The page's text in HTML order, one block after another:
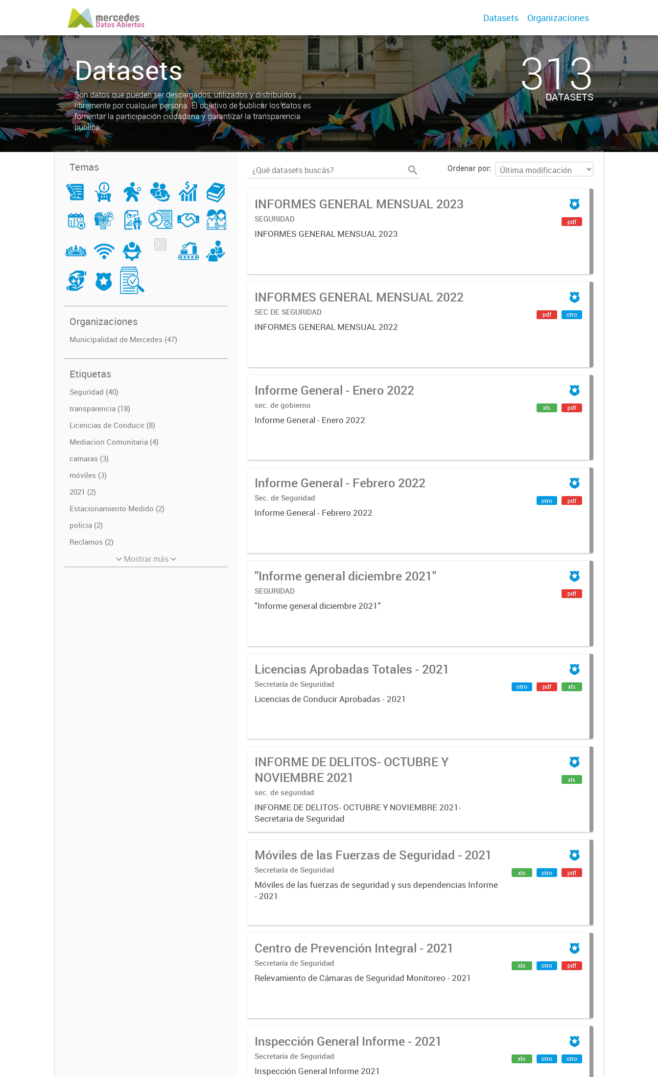
Datasets Organizaciones
Datasets
Son datos que pueden ser descargados, utilizados y distribuidos
libremente por cualquier persona. El objetivo de publicar los datos es
fomentar la participación ciudadana y garantizar la transparencia
pública.
313
DATASETS
Temas
Organizaciones
Municipalidad de Mercedes (47)
Etiquetas
Seguridad (40)
transparencia (18)
Licencias de Conducir (8)
Mediacion Comunitaria (4)
camaras (3)
móviles (3)
2021 (2)
Estacionamiento Medido (2)
policia (2)
Reclamos (2)
Mostrar más
Ordenar por
INFORMES GENERAL MENSUAL 2023
SEGURIDAD
INFORMES GENERAL MENSUAL 2023
pdf
INFORMES GENERAL MENSUAL 2022
SEC DE SEGURIDAD
INFORMES GENERAL MENSUAL 2022
pdf otro
Informe General - Enero 2022
sec. de gobierno
Informe General - Enero 2022
xls pdf
Informe General - Febrero 2022
Sec. de Seguridad
Informe General - Febrero 2022
otro pdf
"Informe general diciembre 2021"
SEGURIDAD
"Informe general diciembre 2021"
pdf
Licencias Aprobadas Totales - 2021
Secretaría de Seguridad
Licencias de Conducir Aprobadas - 2021
otro pdf xls
INFORME DE DELITOS- OCTUBRE Y
NOVIEMBRE 2021
sec. de seguridad
INFORME DE DELITOS- OCTUBRE Y NOVIEMBRE 2021-
Secretaria de Seguridad
xls
Móviles de las Fuerzas de Seguridad - 2021
Secretaría de Seguridad
Móviles de las fuerzas de seguridad y sus dependencias Informe
- 2021
xls otro pdf
Centro de Prevención Integral - 2021
Secretaría de Seguridad
Relevamiento de Cámaras de Seguridad Monitoreo - 2021
xls otro pdf
Inspección General Informe - 2021
Secretaría de Seguridad
Inspección General Informe 2021
xls otro otro